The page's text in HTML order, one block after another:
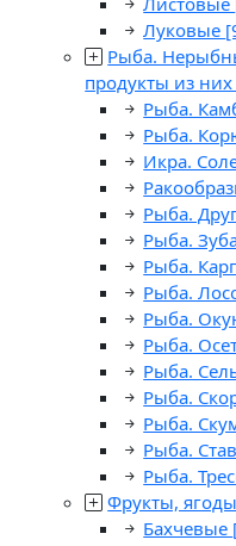
Луковые
Рыба.
продукты из них
Рыба.
Рыба.
Икра.
Рыба.
Рыба.
Рыба.
Рыба.
Рыба.
Рыба.
Рыба.
Рыба.
Рыба.
Рыба.
Рыба.
Фрукты, ягоды
Бахчевые